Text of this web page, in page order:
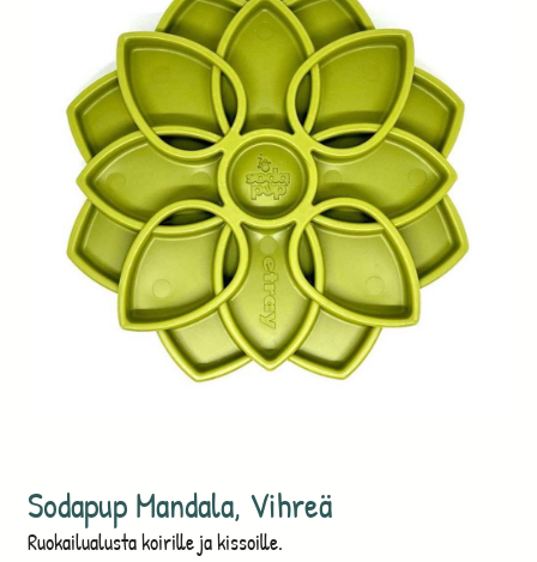
Sodapup Mandala, Vihreä
Ruokailualusta koirille ja kissoille.